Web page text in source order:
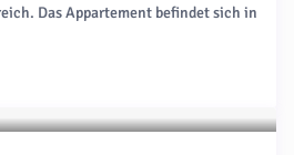
Das Appartement befindet sich in